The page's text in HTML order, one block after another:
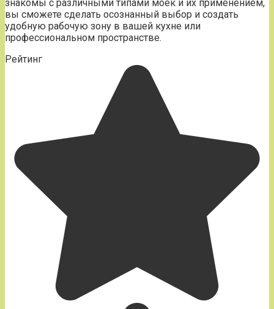
знакомы с различными типами моек и их применением,
вы сможете сделать осознанный выбор и создать
удобную рабочую зону в вашей кухне или
профессиональном пространстве.
Рейтинг